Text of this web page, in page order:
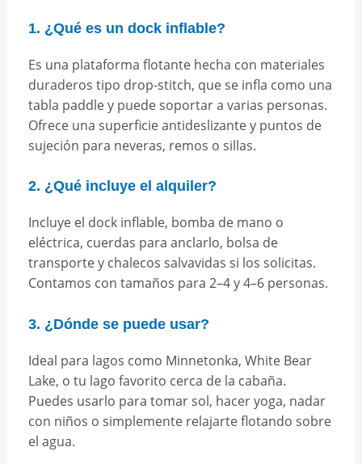
1. ¿Qué es un dock inflable?
Es una plataforma flotante hecha con materiales
duraderos tipo drop-stitch, que se infla como una
tabla paddle y puede soportar a varias personas.
Ofrece una superficie antideslizante y puntos de
sujeción para neveras, remos o sillas.
2. ¿Qué incluye el alquiler?
Incluye el dock inflable, bomba de mano o
eléctrica, cuerdas para anclarlo, bolsa de
transporte y chalecos salvavidas si los solicitas.
Contamos con tamaños para 2–4 y 4–6 personas.
3. ¿Dónde se puede usar?
Ideal para lagos como Minnetonka, White Bear
Lake, o tu lago favorito cerca de la cabaña.
Puedes usarlo para tomar sol, hacer yoga, nadar
con niños o simplemente relajarte flotando sobre
el agua.